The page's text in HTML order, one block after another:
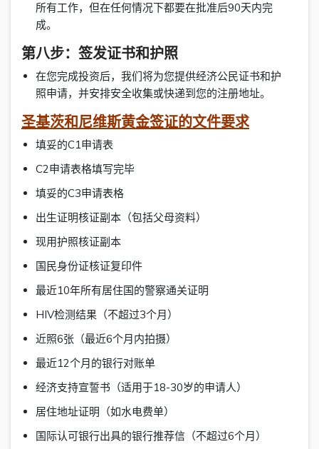
所有工作，但在任何情况下都要在批准后90天内完
成。
第八步：签发证书和护照
在您完成投资后，我们将为您提供经济公民证书和护
照申请，并安排安全收集或快递到您的注册地址。
圣基茨和尼维斯黄金签证的文件要求
填妥的C1申请表
C2申请表格填写完毕
填妥的C3申请表格
出生证明核证副本（包括父母资料）
现用护照核证副本
国民身份证核证复印件
最近10年所有居住国的警察通关证明
HIV检测结果（不超过3个月）
近照6张（最近6个月内拍摄）
最近12个月的银行对账单
经济支持宣誓书（适用于18-30岁的申请人）
居住地址证明（如水电费单）
国际认可银行出具的银行推荐信（不超过6个月）